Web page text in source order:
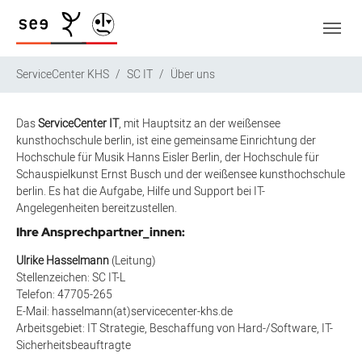
ServiceCenter KHS SC IT Über uns
DasServiceCenter IT, mit Hauptsitz an der weißensee
kunsthochschule berlin, ist eine gemeinsame Einrichtung der
Hochschule für Musik Hanns Eisler Berlin, der Hochschule für
Schauspielkunst Ernst Busch und der weißensee kunsthochschule
berlin. Es hat die Aufgabe, Hilfe und Support bei IT-
Angelegenheiten bereitzustellen.
Ihre Ansprechpartner_innen:
Ulrike Hasselmann (Leitung)
Stellenzeichen: SC IT-L
Telefon: 47705-265
E-Mail: hasselmann(at)servicecenter-khs.de
Arbeitsgebiet: IT Strategie, Beschaffung von Hard-/Software, IT-
Sicherheitsbeauftragte